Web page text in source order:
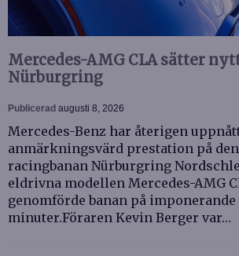
Mercedes-AMG CLA sätter
Nürburgring
Publicerad augusti 8, 2026
Mercedes-Benz har återigen
anmärkningsvärd prestation på
racingbanan Nürburgring
eldrivna modellen Mercedes-AMG
genomförde banan på imponerande
minuter.Föraren Kevin Berger var…